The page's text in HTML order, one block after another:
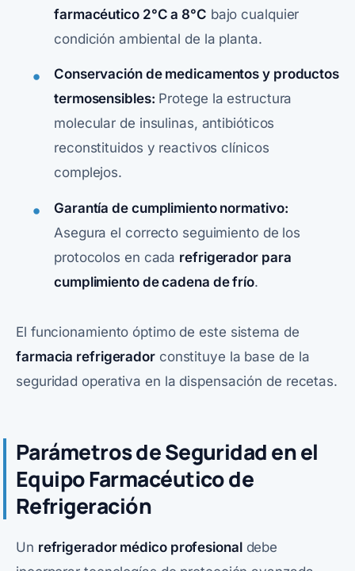
farmacéutico 2°C a 8°C bajo cualquier
condición ambiental de la planta.
Conservación de medicamentos y productos
termosensibles: Protege la estructura
molecular de insulinas, antibióticos
reconstituidos y reactivos clínicos
complejos.
Garantía de cumplimiento normativo:
Asegura el correcto seguimiento de los
protocolos en cada refrigerador para
cumplimiento de cadena de frío.
El funcionamiento óptimo de este sistema de
farmacia refrigeradorconstituye la base de la
seguridad operativa en la dispensación de recetas.
Parámetros de Seguridad en el
Equipo Farmacéutico de
Refrigeración
Un refrigerador médico profesionaldebe